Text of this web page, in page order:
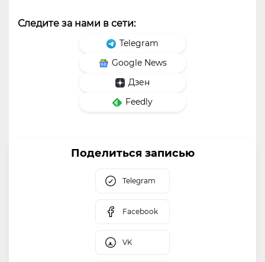
Следите за нами в сети:
Telegram
Google News
Дзен
Feedly
Поделиться записью
Telegram
Facebook
VK